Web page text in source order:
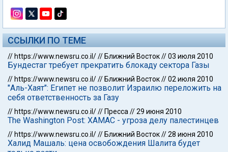
ССЫЛКИ ПО ТЕМЕ
// https://www.newsru.co.il/// Ближний Восток//03 июля 2010
Бундестаг требует прекратить блокаду сектора Газы
// https://www.newsru.co.il/// Ближний Восток//02 июля 2010
"Аль-Хаят": Египет не позволит Израилю переложить на
себя ответственность за Газу
// https://www.newsru.co.il/// Пресса //29 июня 2010
The Washington Post: ХАМАС - угроза делу палестинцев
// https://www.newsru.co.il/// Ближний Восток//28 июня 2010
Халид Машаль: цена освобождения Шалита будет